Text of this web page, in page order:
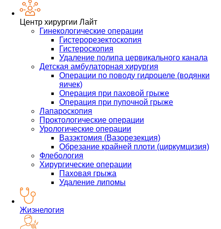
Центр хирургии Лайт
Гинекологические операции
Гистерорезектоскопия
Гистероскопия
Удаление полипа цервикального канала
Детская амбулаторная хирургия
Операции по поводу гидроцеле (водянки
яичек)
Операция при паховой грыже
Операция при пупочной грыже
Лапароскопия
Проктологические операции
Урологические операции
Вазэктомия (Вазорезекция)
Обрезание крайней плоти (циркумцизия)
Флебология
Хирургические операции
Паховая грыжа
Удаление липомы
Жизнелогия